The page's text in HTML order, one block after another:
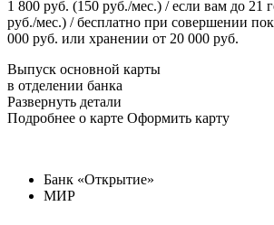
1 800 руб. (150 руб./мес.) / если вам до 21
руб./мес.) / бесплатно при совершении
000 руб. или хранении от 20 000 руб.
Выпуск основной карты
в отделении банка
Развернуть детали
Подробнее о карте Оформить карту
Банк «Открытие»
МИР